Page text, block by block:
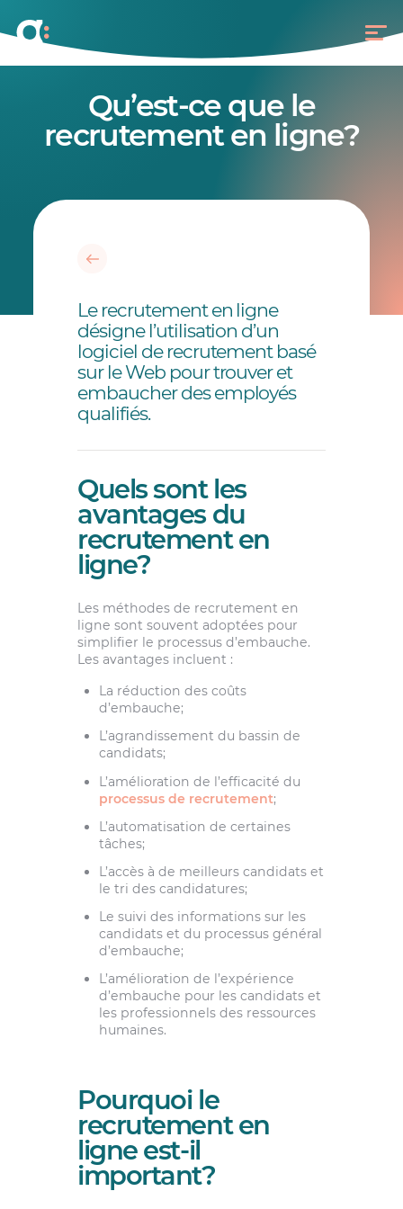
Qu’est-ce que le
recrutement en ligne?
Le recrutement en ligne
désigne l’utilisation d’un
logiciel de recrutement basé
sur le Web pour trouver et
embaucher des employés
qualifiés.
Quels sont les
avantages du
recrutement en
ligne?
Les méthodes de recrutement en
ligne sont souvent adoptées pour
simplifier le processus d’embauche.
Les avantages incluent :
La réduction des coûts
d’embauche;
L’agrandissement du bassin de
candidats;
L’amélioration de l’efficacité du
processus de recrutement;
L’automatisation de certaines
tâches;
L’accès à de meilleurs candidats et
le tri des candidatures;
Le suivi des informations sur les
candidats et du processus général
d’embauche;
L’amélioration de l’expérience
d’embauche pour les candidats et
les professionnels des ressources
humaines.
Pourquoi le
recrutement en
ligne est-il
important?